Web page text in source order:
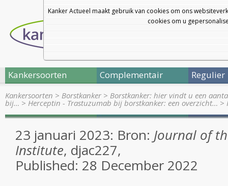
Kanker Actueel maakt gebruik van cookies om ons
cookies om u
Kankersoorten Complementair Regulier
Kankersoorten > Borstkanker> Borstkanker: hier vindt u een
bij… > Herceptin - Trastuzumab bij borstkanker: een overzicht… >
23 januari 2023: Bron: Journal of
Institute, djac227,
Published: 28 December 2022